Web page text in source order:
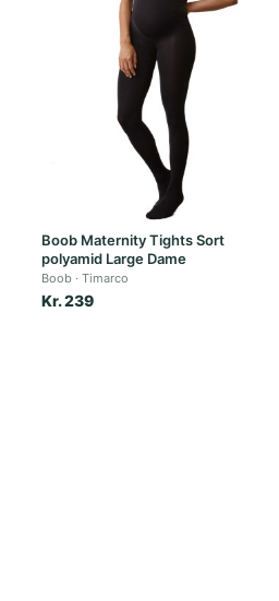
Boob Maternity Tights Sort
polyamid Large Dame
Boob Timarco
Kr. 239